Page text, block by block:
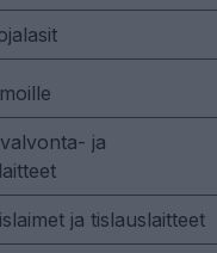
ja
ja tislauslaitteet